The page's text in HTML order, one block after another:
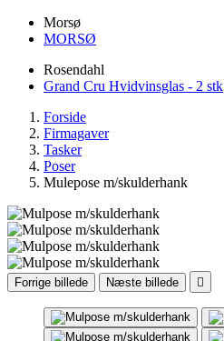
Morsø
MORSØ
Rosendahl
Grand Cru Hvidvinsglas - 2 stk
Forside
Firmagaver
Tasker
Poser
Mulepose m/skulderhank
Forrige billede Næste billede 